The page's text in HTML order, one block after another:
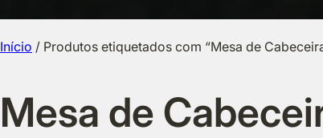
Início / Produtos etiquetados com “Mesa de
Mesa de